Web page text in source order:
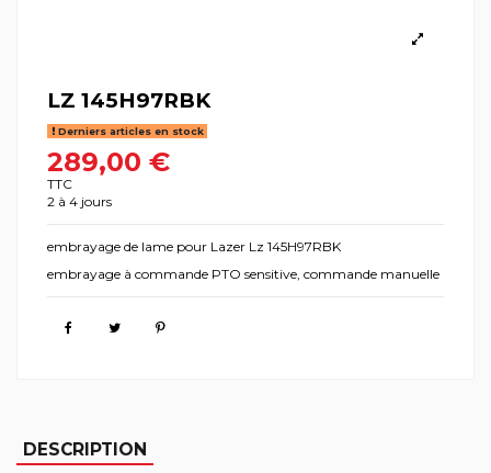
LZ 145H97RBK
Derniers articles en stock
289,00 €
TTC
2 à 4 jours
embrayage de lame pour Lazer Lz 145H97RBK
embrayage à commande PTO sensitive, commande manuelle
DESCRIPTION